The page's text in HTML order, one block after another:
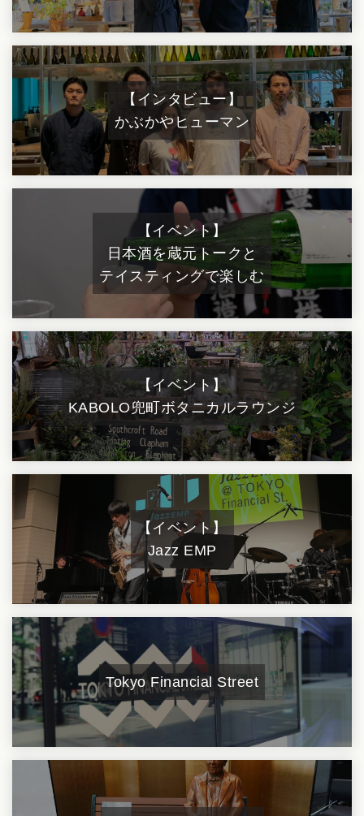
【インタビュー】
かぶかやヒューマン
【イベント】
日本酒を蔵元トークと
テイスティングで楽しむ
【イベント】
KABOLO兜町ボタニカルラウンジ
【イベント】
Jazz EMP
Tokyo Financial Street